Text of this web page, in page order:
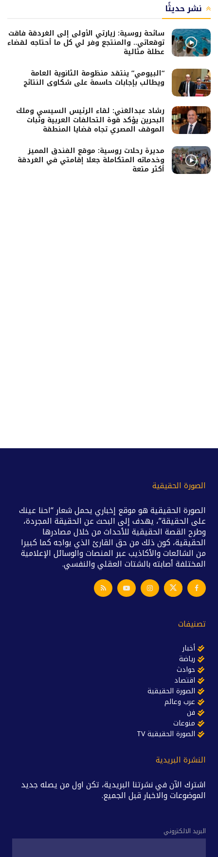
نشر حديثًا
سائحة روسية: زيارتي الأولى إلى الغردقة فاقت
توقعاتي.. والمنتجع وفر لي كل ما أحتاجه لقضاء
عطلة مثالية
“البيومي” ينتقد منظومة الثانوية العامة
ويطالب بإجابات حاسمة على شكاوى النتائج
رشاد عبدالغني: لقاء الرئيس السيسي وملك
البحرين يؤكد قوة التحالفات العربية وثبات
الموقف المصري تجاه قضايا المنطقة
مديرة رحلات روسية: موقع الفندق المميز
وخدماته المتكاملة جعلا إقامتي في الغردقة
أكثر متعة
الصورة الحقيقية
الصورة الحقيقية هو موقع إخباري يحمل شعار “احنا عينك
على الحقيقة”، يهدف إلى البحث عن الحقيقة المجردة،
وطرح القصة الحقيقية للأحداث من خلال مصادرها
الحقيقية، كون ذلك من حق القارئ الذي يواجه كما كبيرا
من الشائعات والأكاذيب عبر المنصات والوسائل الإعلامية
المختلفة أصابته بالشتات العقلي والنفسي.
تصنيفات
أخبار
رياضة
حوادث
اقتصاد
الصورة الحقيقية
عرب وعالم
فن
منوعات
الصورة الحقيقية TV
النشرة البريدية
اشترك الآن في نشرتنا البريدية، تكن اول من يصله جديد
الموضوعات والاخبار قبل الجميع.
البريد الالكتروني